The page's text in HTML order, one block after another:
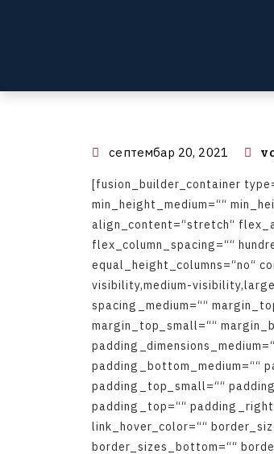
септембар 20, 2021
[fusion builder container type
min height medium=““ min hei
align content=“stretch“ flex
flex column spacing=““ hundr
equal height columns=“no“ co
visibility,medium-visibility,large
spacing medium=““ margin to
margin top small=““ margin b
padding dimensions medium=“
padding bottom medium=““ p
padding top small=““ padding
padding top=““ padding right
link hover color=““ border siz
border sizes bottom=““ borde